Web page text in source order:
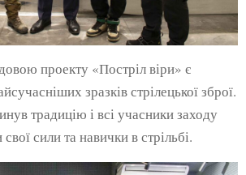
проекту «Постріл віри» є
зразків стрілецької зброї.
традицію і всі учасники заходу
сили та навички в стрільбі.